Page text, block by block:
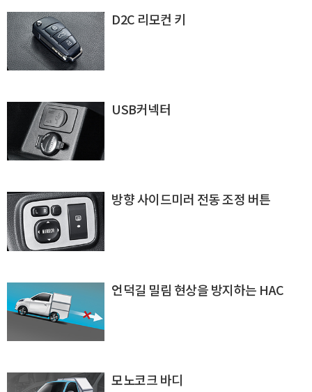
D2C 리모컨 키
USB커넥터
방향 사이드미러 전동 조정 버튼
언덕길 밀림 현상을 방지하는 HAC
모노코크 바디